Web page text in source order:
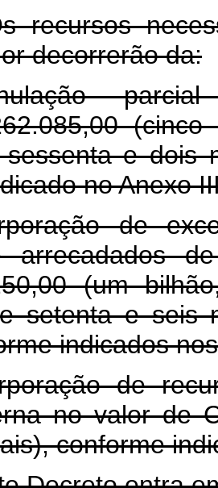
recursos
decorrerão da:
e dois
no Anexo
de
arrecadados
(um
setenta e seis
indicados
de
no valor de
conforme